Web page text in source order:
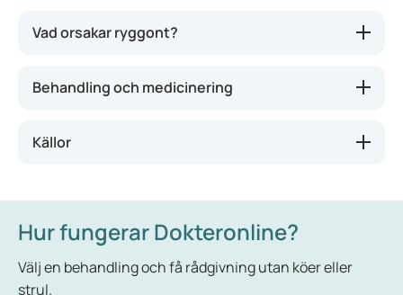
göra ont mer. Om du till exempel reser dig upp efter
böja sig framåt eller stå framåtlutad leder ofta till
Vad orsakar ryggont?
Behandling och medicinering
Källor
Hur fungerar Dokteronline?
Välj en behandling och få rådgivning utan köer eller
strul.